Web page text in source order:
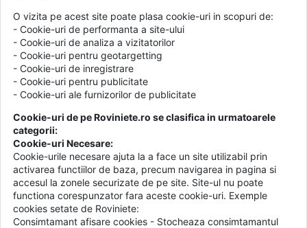
O vizita pe acest site poate plasa cookie-uri in scopuri de:
- Cookie-uri de performanta a site-ului
- Cookie-uri de analiza a vizitatorilor
- Cookie-uri pentru geotargetting
- Cookie-uri de inregistrare
- Cookie-uri pentru publicitate
- Cookie-uri ale furnizorilor de publicitate
Cookie-uri de pe Roviniete.ro se clasifica in urmatoarele
categorii:
Cookie-uri Necesare:
Cookie-urile necesare ajuta la a face un site utilizabil prin
activarea functiilor de baza, precum navigarea in pagina si
accesul la zonele securizate de pe site. Site-ul nu poate
functiona corespunzator fara aceste cookie-uri. Exemple
cookies setate de Roviniete:
Consimtamant afisare cookies - Stocheaza consimtamantul